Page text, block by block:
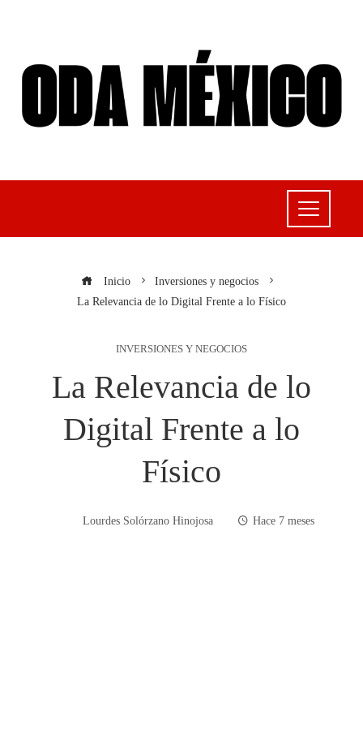
Inicio
Inversiones y negocios
La Relevancia de lo Digital Frente a lo Físico
INVERSIONES Y NEGOCIOS
La Relevancia de lo
Digital Frente a lo
Físico
Lourdes Solórzano Hinojosa Hace 7 meses